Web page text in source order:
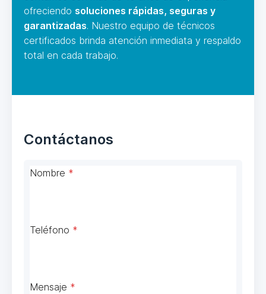
ofreciendo soluciones rápidas, seguras y
garantizadas. Nuestro equipo de técnicos
certificados brinda atención inmediata y respaldo
total en cada trabajo.
Contáctanos
Nombre *
Teléfono *
Mensaje *